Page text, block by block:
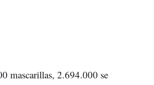
mascarillas, 2.694.000 se